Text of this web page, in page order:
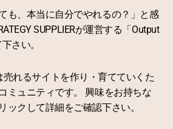
も、本当に自分でやれるの？」と感
SUPPLIERが運営する「Output
さい。
売れるサイトを作り・育てていくた
ミュニティです。 興味をお持ちな
ックして詳細をご確認下さい。